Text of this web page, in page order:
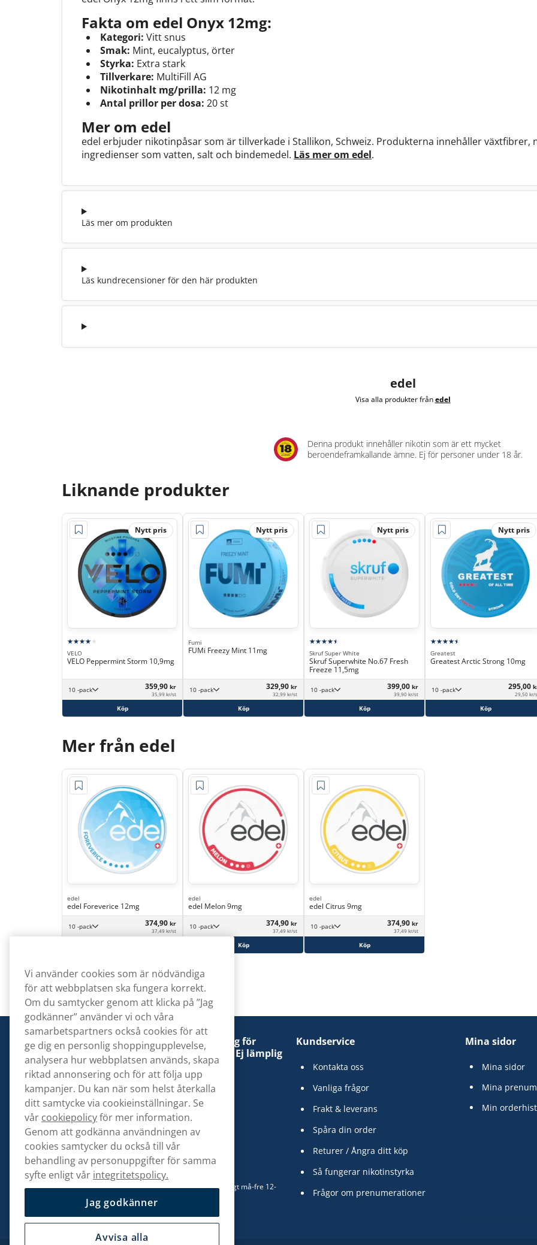
Fakta om edel Onyx 12mg:
Kategori: Vitt snus
Smak: Mint, eucalyptus, örter
Styrka: Extra stark
Tillverkare: MultiFill AG
Nikotinhalt mg/prilla: 12 mg
Antal prillor per dosa: 20 st
Mer om edel
edel erbjuder nikotinpåsar som är tillverkade i Stallikon, Schweiz. Produkterna innehåller
ingredienser som vatten, salt och bindemedel. Läs mer om edel.
Läs mer om produkten
Läs kundrecensioner för den här produkten
edel
Visa alla produkter frånedel
Denna produkt innehåller nikotin som är ett mycket
beroendeframkallande ämne. Ej för personer under 18 år.
Liknande produkter
Nytt pris
VELO
VELO Peppermint Storm 10,9mg
10 -pack 359,90 kr
35,99 kr/st
Köp
Nytt pris
Fumi
FUMi Freezy Mint 11mg
10 -pack 329,90 kr
32,99 kr/st
Köp
Nytt pris
Skruf Super White
Skruf Superwhite No.67 Fresh
Freeze 11,5mg
10 -pack 399,00 kr
39,90 kr/st
Köp
Nytt pris
Greatest
Greatest Arctic Strong 10mg
10 -pack 295,00
29,50 kr/
Köp
Mer från edel
edel
edel Foreverice 12mg
10 -pack 374,90 kr
37,49 kr/st
edel
edel Melon 9mg
10 -pack 374,90 kr
37,49 kr/st
Köp
edel
edel Citrus 9mg
10 -pack 374,90 kr
37,49 kr/st
Köp
Denna tobaksprodukt kan vara skadlig för
hälsan och är beroendeframkallande. Ej lämplig
för personer under 18 år.
Kontakta oss
hej@snusbolaget.se
08 517 910 94
Mån-Tor 8.00-17.00 | Fre 9.00-17.00 | (Lunchstängt må-fre 12-
Kundservice
Kontakta oss
Vanliga frågor
Frakt & leverans
Spåra din order
Returer / Ångra ditt köp
Så fungerar nikotinstyrka
Frågor om prenumerationer
Mina sidor
Mina sidor
Mina
Min
Vi använder cookies som är nödvändiga
för att webbplatsen ska fungera korrekt.
Om du samtycker genom att klicka på ”Jag
godkänner” använder vi och våra
samarbetspartners också cookies för att
ge dig en personlig shoppingupplevelse,
analysera hur webbplatsen används, skapa
riktad annonsering och för att följa upp
kampanjer. Du kan när som helst återkalla
ditt samtycke via cookieinställningar. Se
vår cookiepolicyför mer information.
Genom att godkänna användningen av
cookies samtycker du också till vår
behandling av personuppgifter för samma
syfte enligt vår integritetspolicy.
Jag godkänner
Avvisa alla